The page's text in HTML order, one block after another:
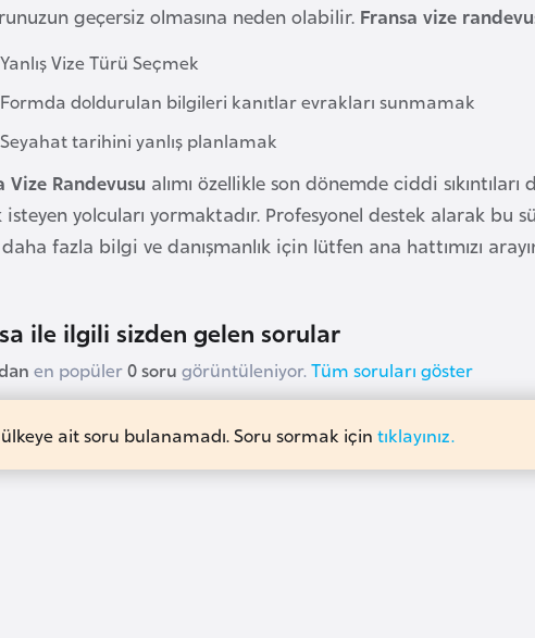
geçersiz olmasına neden olabilir. Fransa vize
Yanlış Vize Türü Seçmek
Formda doldurulan bilgileri kanıtlar evrakları sunmamak
Seyahat tarihini yanlış planlamak
Vize Randevusu alımı özellikle son dönemde ciddi
yolcuları yormaktadır. Profesyonel destek alarak bu
fazla bilgi ve danışmanlık için lütfen ana hattımızı
ile ilgili sizden gelen sorular
en popüler0 soru görüntüleniyor.Tüm soruları göster
ait soru bulanamadı. Soru sormak için tıklayınız.